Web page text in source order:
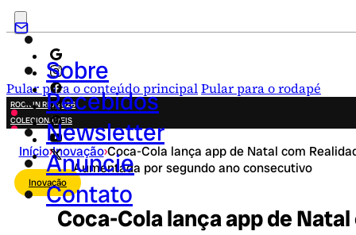
Pular para o conteúdo principalPular para o rodapé
Sobre
Recebidos
Newsletter
Anuncie
Contato
ROCK IN RIO 2026
COLECIONÁVEIS
FESTA JUNINA
NOVIDADES
CAMPANHAS CRIATIVAS
Início›Inovação›Coca-Cola lança app de Natal com
Aumentada por segundo ano consecutivo
Inovação
Coca-Cola lança app de